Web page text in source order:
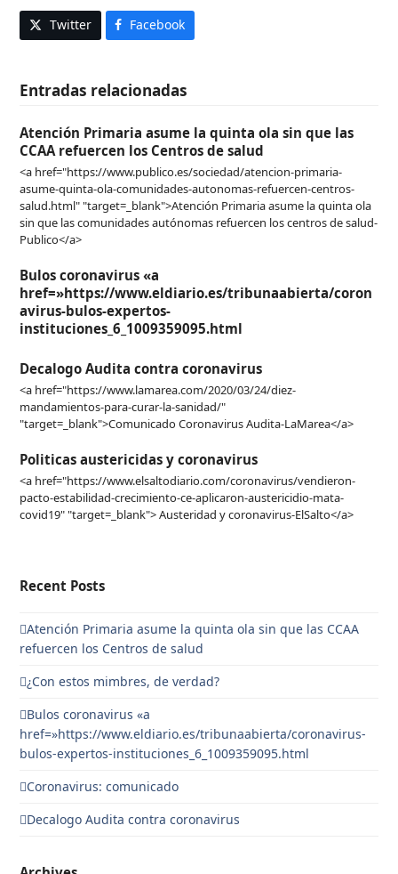
Twitter Facebook
Entradas relacionadas
Atención Primaria asume la quinta ola sin que las
CCAA refuercen los Centros de salud
<a href="https://www.publico.es/sociedad/atencion-primaria-
asume-quinta-ola-comunidades-autonomas-refuercen-centros-
salud.html" "target=_blank">Atención Primaria asume la quinta ola
sin que las comunidades autónomas refuercen los centros de salud-
Publico</a>
Bulos coronavirus «a
href=»https://www.eldiario.es/tribunaabierta/coron
avirus-bulos-expertos-
instituciones_6_1009359095.html
Decalogo Audita contra coronavirus
<a href="https://www.lamarea.com/2020/03/24/diez-
mandamientos-para-curar-la-sanidad/"
"target=_blank">Comunicado Coronavirus Audita-LaMarea</a>
Politicas austericidas y coronavirus
<a href="https://www.elsaltodiario.com/coronavirus/vendieron-
pacto-estabilidad-crecimiento-ce-aplicaron-austericidio-mata-
covid19" "target=_blank"> Austeridad y coronavirus-ElSalto</a>
Recent Posts
Atención Primaria asume la quinta ola sin que las CCAA
refuercen los Centros de salud
¿Con estos mimbres, de verdad?
Bulos coronavirus «a
href=»https://www.eldiario.es/tribunaabierta/coronavirus-
bulos-expertos-instituciones_6_1009359095.html
Coronavirus: comunicado
Decalogo Audita contra coronavirus